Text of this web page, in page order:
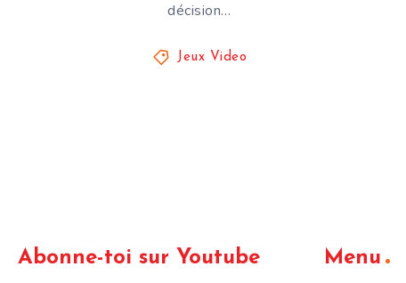
décision…
Jeux Video
Abonne-toi sur Youtube Menu